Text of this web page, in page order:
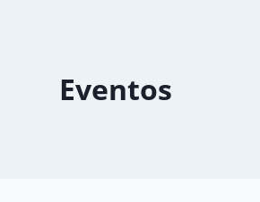
Eventos